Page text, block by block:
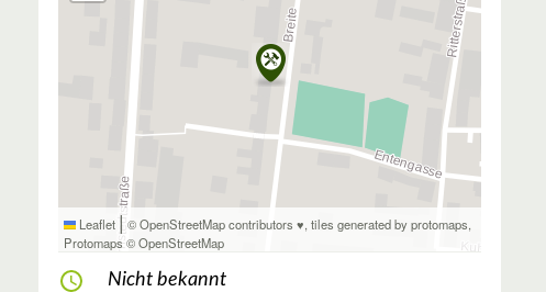
Leaflet | © OpenStreetMap contributors ♥,tiles generated by protomaps,
Protomaps ©OpenStreetMap
Nicht bekannt